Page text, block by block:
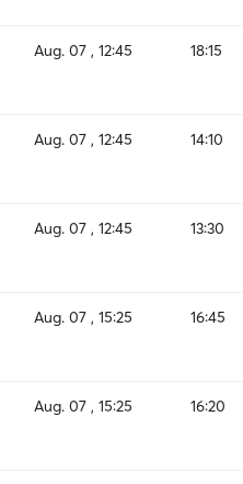
Aug. 07 , 12:45 18:15
Aug. 07 , 12:45 14:10
Aug. 07 , 12:45 13:30
Aug. 07 , 15:25 16:45
Aug. 07 , 15:25 16:20